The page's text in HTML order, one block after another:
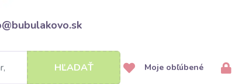
HĽADAŤ Moje obľúbené